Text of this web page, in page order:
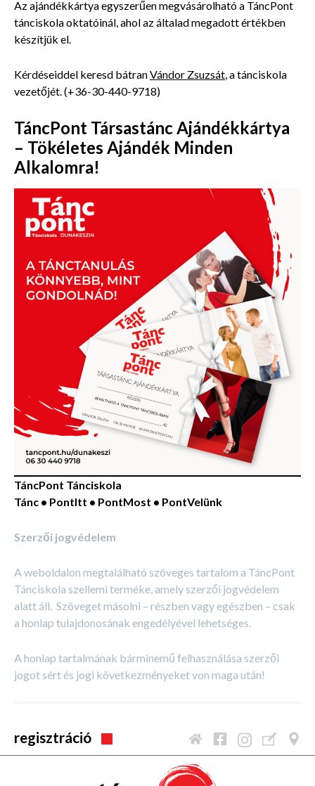
Az ajándékkártya egyszerűen megvásárolható a TáncPont
tánciskola oktatóinál, ahol az általad megadott értékben
készítjük el.
Kérdéseiddel keresd bátranVándor Zsuzsát, a tánciskola
vezetőjét. (+36-30-440-9718)
TáncPont Társastánc Ajándékkártya
– Tökéletes Ajándék Minden
Alkalomra!
TáncPont Tánciskola
Tánc • PontItt • PontMost • PontVelünk
Szerzői jogvédelem
A weboldalon megtalálható szöveges tartalom a TáncPont
Tánciskola szellemi terméke, amely szerzői jogvédelem
alatt áll. Szöveget másolni – részben vagy egészben – csak
a honlap tulajdonosának engedélyével lehetséges.
A honlap tartalmának bárminemű felhasználása szerzői
jogot sért és jogi következményeket von maga után!
regisztráció